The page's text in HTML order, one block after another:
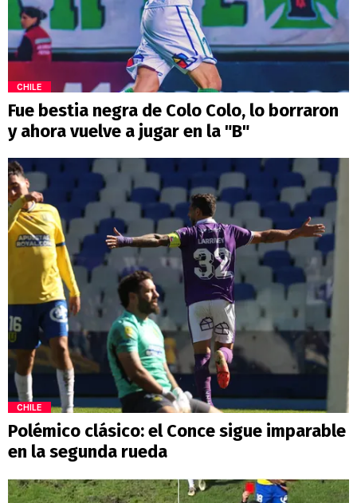
CHILE
Fue bestia negra de Colo Colo, lo borraron
y ahora vuelve a jugar en la "B"
CHILE
Polémico clásico: el Conce sigue imparable
en la segunda rueda